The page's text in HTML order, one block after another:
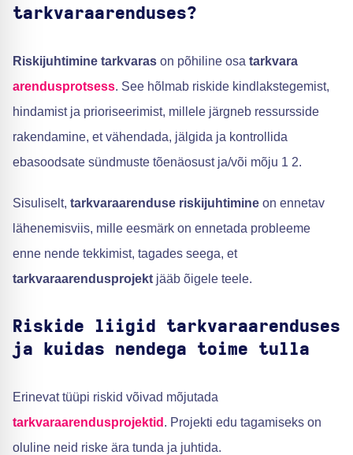
tarkvaraarenduses?
Riskijuhtimine tarkvaras on põhiline osa tarkvara
arendusprotsess. See hõlmab riskide kindlakstegemist,
hindamist ja prioriseerimist, millele järgneb ressursside
rakendamine, et vähendada, jälgida ja kontrollida
ebasoodsate sündmuste tõenäosust ja/või mõju 1 2.
Sisuliselt, tarkvaraarenduse riskijuhtimine on ennetav
lähenemisviis, mille eesmärk on ennetada probleeme
enne nende tekkimist, tagades seega, et
tarkvaraarendusprojekt jääb õigele teele.
Riskide liigid tarkvaraarenduses
ja kuidas nendega toime tulla
Erinevat tüüpi riskid võivad mõjutada
tarkvaraarendusprojektid . Projekti edu tagamiseks on
oluline neid riske ära tunda ja juhtida.